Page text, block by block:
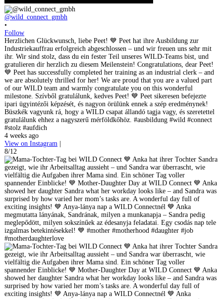
@wild_connect_gmbh
•
Follow
Herzlichen Glückwunsch, liebe Peet! 💙 Peet hat ihre Ausbildung zur
Industriekauffrau erfolgreich abgeschlossen – und wir freuen uns sehr mit
ihr. Wir sind stolz, dass du ein fester Teil unseres WILD-Teams bist, und
gratulieren dir herzlich zu diesem Meilenstein! Congratulations, dear Peet!
💙 Peet has successfully completed her training as an industrial clerk – and
we are absolutely thrilled for her! We are proud that you are a valued part
of our WILD team and warmly congratulate you on this wonderful
milestone. Szívből gratulálunk, kedves Peet! 💙 Peet sikeresen befejezte
ipari ügyintézői képzését, és nagyon örülünk ennek a szép eredménynek!
Büszkék vagyunk rá, hogy a WILD csapat állandó tagja vagy, és szeretettel
gratulálunk ehhez a nagyszerű mérföldkőhöz. #ausbildung #wild #connect
#stolz #aufdich
4 weeks ago
View on Instagram |
8/12